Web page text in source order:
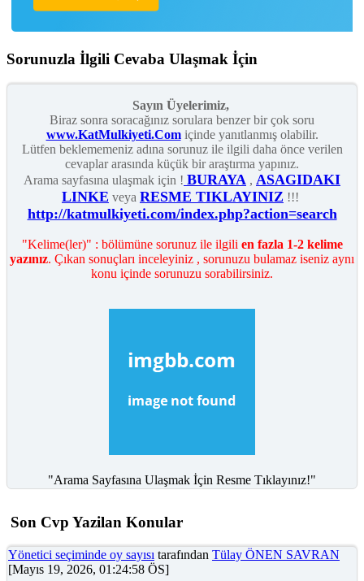
Sorunuzla İlgili Cevaba Ulaşmak İçin
Sayın Üyelerimiz,
Biraz sonra soracağınız sorulara benzer bir çok soru
www.KatMulkiyeti.Comiçinde yanıtlanmış olabilir.
Lütfen beklememeniz adına sorunuz ile ilgili daha önce verilen
cevaplar arasında küçük bir araştırma yapınız.
Arama sayfasına ulaşmak için ! BURAYA , ASAGIDAKI
LINKE veya RESME TIKLAYINIZ !!!
http://katmulkiyeti.com/index.php?action=search
"Kelime(ler)" : bölümüne sorunuz ile ilgili en fazla 1-2 kelime
yazınız. Çıkan sonuçları inceleyiniz , sorunuzu bulamaz iseniz aynı
konu içinde sorunuzu sorabilirsiniz.
"Arama Sayfasına Ulaşmak İçin Resme Tıklayınız!"
Son Cvp Yazilan Konular
Yönetici seçiminde oy sayısı tarafından Tülay ÖNEN SAVRAN
[Mayıs 19, 2026, 01:24:58 ÖS]